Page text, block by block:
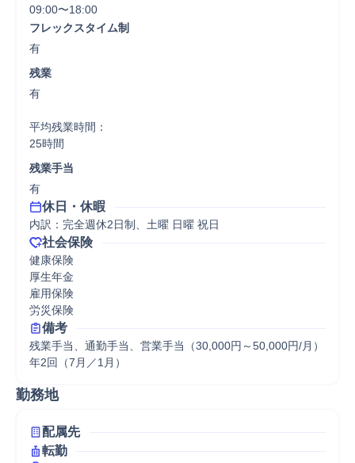
09:00〜18:00
フレックスタイム制
有
残業
有
平均残業時間：
25時間
残業手当
有
休日・休暇
内訳：完全週休2日制、土曜 日曜 祝日
社会保険
健康保険
厚生年金
雇用保険
労災保険
備考
残業手当、通勤手当、営業手当（30,000円～50,000円/月）
年2回（7月／1月）
勤務地
配属先
転勤